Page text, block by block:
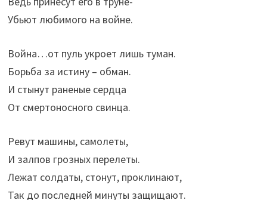
Убьют любимого на войне.
Война…от пуль укроет лишь туман.
Борьба за истину – обман.
И стынут раненые сердца
От смертоносного свинца.
Ревут машины, самолеты,
И залпов грозных перелеты.
Лежат солдаты, стонут, проклинают,
Так до последней минуты защищают.